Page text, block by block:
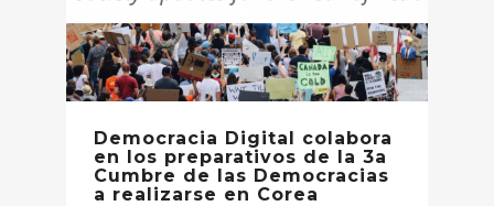
Democracia Digital colabora
en los preparativos de la 3a
Cumbre de las Democracias
a realizarse en Corea